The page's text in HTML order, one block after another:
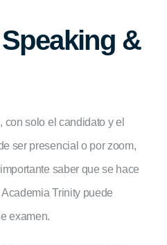
&
solo el candidato y el
ser presencial o por zoom,
saber que se hace
Trinity puede
examen.